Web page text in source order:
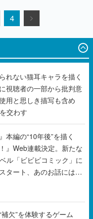
れない猫耳キャラを描く
視聴者の一部から批判意
用と思しき描写も含め
交わす
本編の“10年後”を描く
』Web連載決定。新たな
ル「ビビビコミック」に
タート、あのお話には…
補欠”を体験するゲーム
にチェコ語に対応しSNS
グダム・カム』開発元や